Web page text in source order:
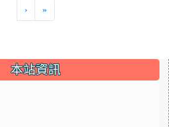
› »
本站資訊